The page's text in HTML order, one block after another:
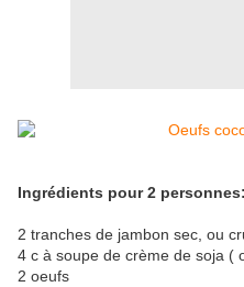
Ingrédients pour 2 personnes:
2 tranches de jambon sec, ou
4 c à soupe de crème de soja (
2 oeufs